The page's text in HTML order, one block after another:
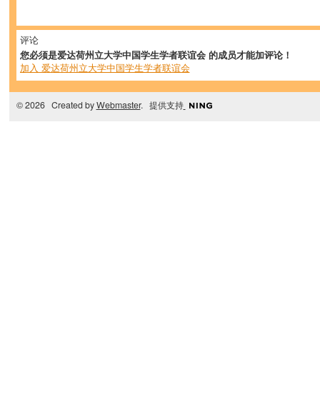
评论
您必须是爱达荷州立大学中国学生学者联谊会 的成员才能加评论！
加入 爱达荷州立大学中国学生学者联谊会
© 2026 Created byWebmaster. 提供支持